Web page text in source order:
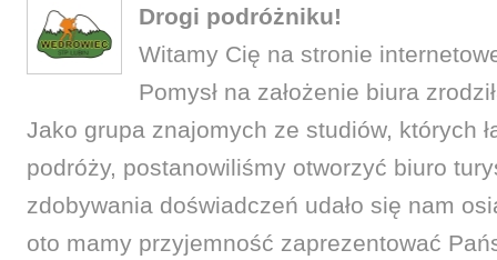
Drogi podróżniku!
Witamy Cię na stronie
Pomysł na założenie biura
Jako grupa znajomych ze studiów, których
podróży, postanowiliśmy otworzyć biuro
zdobywania doświadczeń udało się nam
oto mamy przyjemność zaprezentować